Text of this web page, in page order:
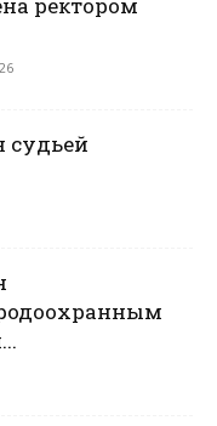
ректором